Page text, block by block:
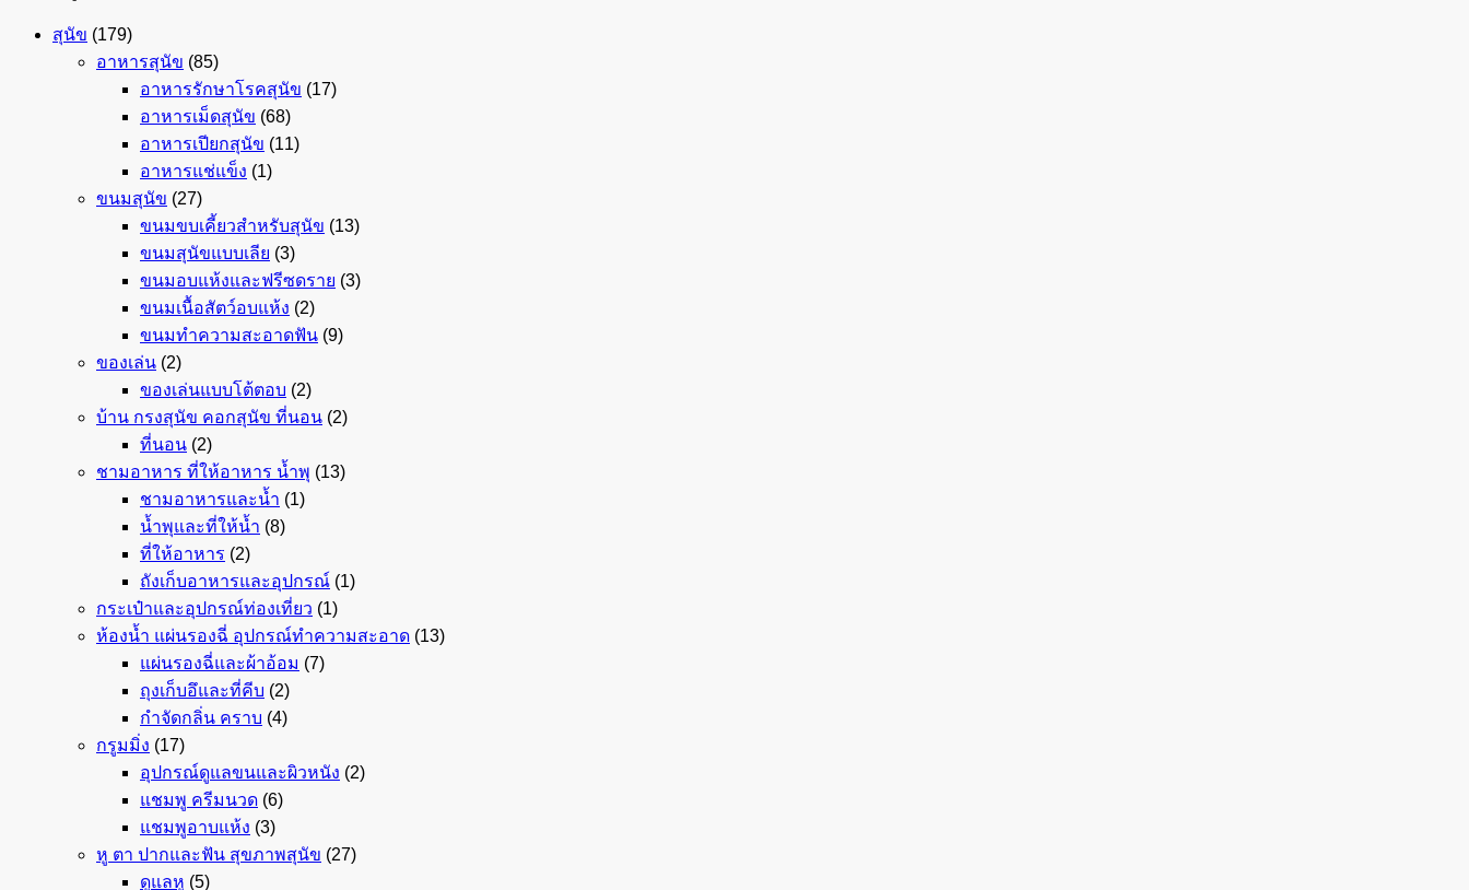
สุนัข (179)
อาหารสุนัข (85)
อาหารรักษาโรคสุนัข (17)
อาหารเม็ดสุนัข (68)
อาหารเปียกสุนัข (11)
อาหารแช่แข็ง (1)
ขนมสุนัข (27)
ขนมขบเคี้ยวสำหรับสุนัข (13)
ขนมสุนัขแบบเลีย (3)
ขนมอบแห้งและฟรีซดราย (3)
ขนมเนื้อสัตว์อบแห้ง (2)
ขนมทำความสะอาดฟัน (9)
ของเล่น (2)
ของเล่นแบบโต้ตอบ (2)
บ้าน กรงสุนัข คอกสุนัข ที่นอน (2)
ที่นอน (2)
ชามอาหาร ที่ให้อาหาร น้ำพุ (13)
ชามอาหารและน้ำ (1)
น้ำพุและที่ให้น้ำ (8)
ที่ให้อาหาร (2)
ถังเก็บอาหารและอุปกรณ์ (1)
กระเป๋าและอุปกรณ์ท่องเที่ยว (1)
ห้องน้ำ แผ่นรองฉี่ อุปกรณ์ทำความสะอาด (13)
แผ่นรองฉี่และผ้าอ้อม (7)
ถุงเก็บอึและที่คีบ (2)
กำจัดกลิ่น คราบ (4)
กรูมมิ่ง (17)
อุปกรณ์ดูแลขนและผิวหนัง (2)
แชมพู ครีมนวด (6)
แชมพูอาบแห้ง (3)
หู ตา ปากและฟัน สุขภาพสุนัข (27)
ดูแลหู (5)